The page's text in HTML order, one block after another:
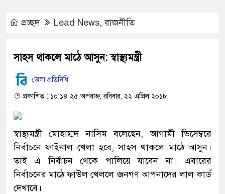
প্রচ্ছদ Lead News,রাজনীতি
সাহস থাকলে মাঠে আসুন: স্বাস্থ্যমন্ত্রী
জেলা প্রতিনিধি
প্রকাশিত : ১০:১৪:২৫ অপরাহ্ন, রবিবার, ২২ এপ্রিল ২০১৮
স্বাস্থ্যমন্ত্রী মোহাম্মদ নাসিম বলেছেন, আগামী ডিসেম্বরে
নির্বাচনে ফাইনাল খেলা হবে, সাহস থাকলে মাঠে আসুন।
তাই এ নির্বাচন থেকে পালিয়ে যাবেন না। এবারের
নির্বাচনের মাঠে ফাউল খেললে জনগণ আপনাদের লাল কার্ড
দেখাবে।